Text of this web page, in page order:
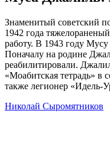
Знаменитый советский
1942 года
работу. В 1943 году
Поначалу на родине
реабилитировали.
«Моабитская тетрадь» в
также легионер
Николай Сыромятников